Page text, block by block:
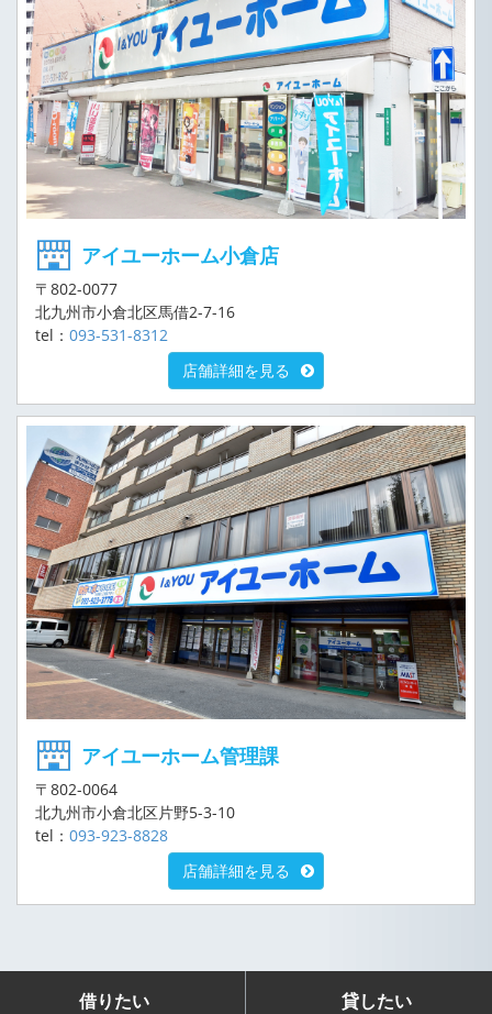
アイユーホーム小倉店
〒802-0077
北九州市小倉北区馬借2-7-16
tel： 093-531-8312
店舗詳細を見る
アイユーホーム管理課
〒802-0064
北九州市小倉北区片野5-3-10
tel： 093-923-8828
店舗詳細を見る
借りたい 貸したい